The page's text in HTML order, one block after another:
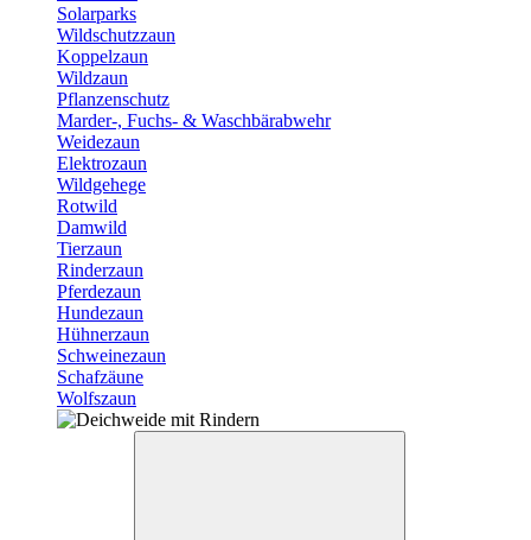
Solarparks
Wildschutzzaun
Koppelzaun
Wildzaun
Pflanzenschutz
Marder-, Fuchs- & Waschbärabwehr
Weidezaun
Elektrozaun
Wildgehege
Rotwild
Damwild
Tierzaun
Rinderzaun
Pferdezaun
Hundezaun
Hühnerzaun
Schweinezaun
Schafzäune
Wolfszaun